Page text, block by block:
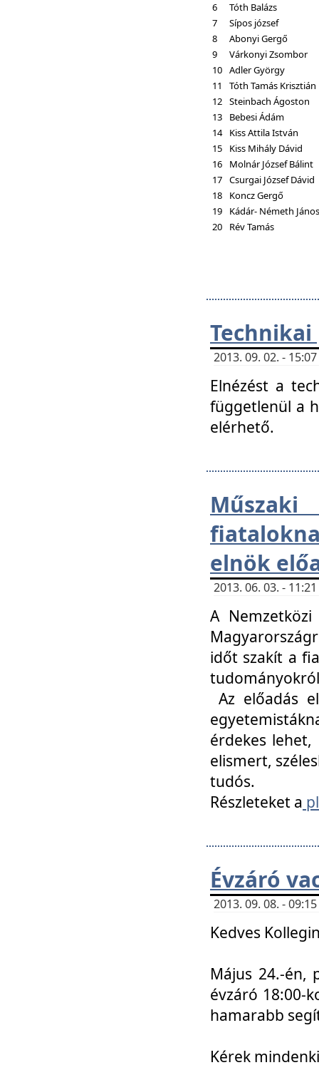
6
Tóth Balázs
7
Sípos józsef
8
Abonyi Gergő
9
Várkonyi Zsombor
10 Adler György
11
Tóth Tamás Krisztián
12 Steinbach Ágoston
13
Bebesi Ádám
14 Kiss Attila István
15
Kiss Mihály Dávid
16
Molnár József Bálint
17 Csurgai József Dávid
18
Koncz Gergő
19
Kádár- Németh János
20
Rév Tamás
2013. 09. 02. -
Elnézést a
függetlenül a
elérhető.
elnök
2013. 06. 03. -
A
időt szakít a
Az előadás
érdekes lehet,
elismert,
tudós.
Részleteket a
Évzáró
2013. 09. 08. -
Kedves
Május 24.-én,
évzáró 18:00-
hamarabb
Kérek